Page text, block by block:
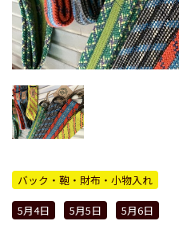
バック・鞄・財布・小物入れ
5月4日
5月5日 5月6日